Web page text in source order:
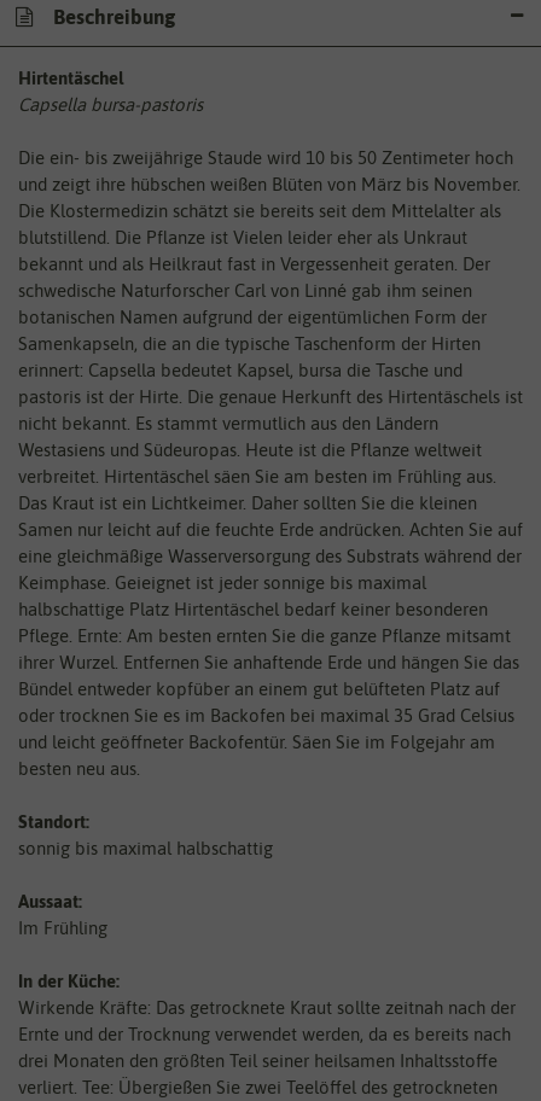
Beschreibung
Hirtentäschel
Capsella bursa-pastoris
Die ein- bis zweijährige Staude wird 10 bis 50 Zentimeter hoch
und zeigt ihre hübschen weißen Blüten von März bis November.
Die Klostermedizin schätzt sie bereits seit dem Mittelalter als
blutstillend. Die Pflanze ist Vielen leider eher als Unkraut
bekannt und als Heilkraut fast in Vergessenheit geraten. Der
schwedische Naturforscher Carl von Linné gab ihm seinen
botanischen Namen aufgrund der eigentümlichen Form der
Samenkapseln, die an die typische Taschenform der Hirten
erinnert: Capsella bedeutet Kapsel, bursa die Tasche und
pastoris ist der Hirte. Die genaue Herkunft des Hirtentäschels ist
nicht bekannt. Es stammt vermutlich aus den Ländern
Westasiens und Südeuropas. Heute ist die Pflanze weltweit
verbreitet. Hirtentäschel säen Sie am besten im Frühling aus.
Das Kraut ist ein Lichtkeimer. Daher sollten Sie die kleinen
Samen nur leicht auf die feuchte Erde andrücken. Achten Sie auf
eine gleichmäßige Wasserversorgung des Substrats während der
Keimphase. Geieignet ist jeder sonnige bis maximal
halbschattige Platz Hirtentäschel bedarf keiner besonderen
Pflege. Ernte: Am besten ernten Sie die ganze Pflanze mitsamt
ihrer Wurzel. Entfernen Sie anhaftende Erde und hängen Sie das
Bündel entweder kopfüber an einem gut belüfteten Platz auf
oder trocknen Sie es im Backofen bei maximal 35 Grad Celsius
und leicht geöffneter Backofentür. Säen Sie im Folgejahr am
besten neu aus.
Standort:
sonnig bis maximal halbschattig
Aussaat:
Im Frühling
In der Küche:
Wirkende Kräfte: Das getrocknete Kraut sollte zeitnah nach der
Ernte und der Trocknung verwendet werden, da es bereits nach
drei Monaten den größten Teil seiner heilsamen Inhaltsstoffe
verliert. Tee: Übergießen Sie zwei Teelöffel des getrockneten